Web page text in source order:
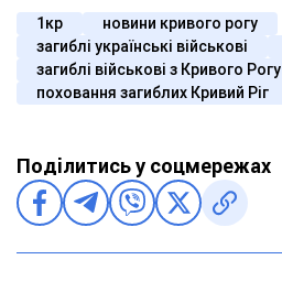
1кр
новини кривого рогу
загиблі українські військові
загиблі військові з Кривого Рогу
поховання загиблих Кривий Ріг
Поділитись у соцмережах